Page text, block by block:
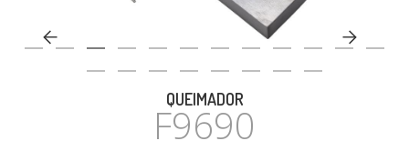
QUEIMADOR
F9690